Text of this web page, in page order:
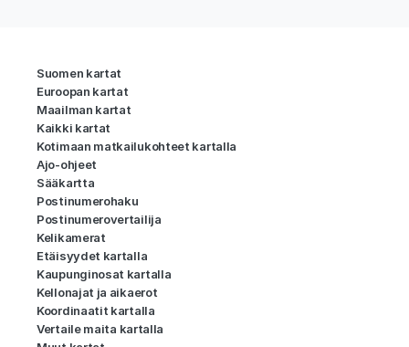
Suomen kartat
Euroopan kartat
Maailman kartat
Kaikki kartat
Kotimaan matkailukohteet kartalla
Ajo-ohjeet
Sääkartta
Postinumerohaku
Postinumerovertailija
Kelikamerat
Etäisyydet kartalla
Kaupunginosat kartalla
Kellonajat ja aikaerot
Koordinaatit kartalla
Vertaile maita kartalla